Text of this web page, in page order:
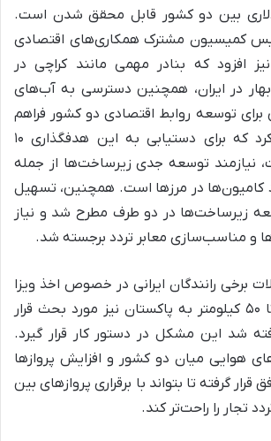
دلاری بین دو کشور قابل محقق شدن است.
کمیسیون مشترک همکاری‌های اقتصادی
افزود که بنادر مهمی مانند کراچی در
در ایران، همچنین دسترسی به آب‌های
برای توسعه روابط اقتصادی دو کشور فراهم
می‌کنند. او بیان کرد که برای دستیابی به این هدفگذاری ۱۰
نیازمند توسعه جدی زیرساخت‌ها از جمله
کامیون‌ها در مرزها است. همچنین، تسهیل
زیرساخت‌ها در دو طرف مطرح شد و نیاز
و مناسب‌سازی معابر تردد برجسته شد.
برخی رانندگان ایرانی در خصوص اخذ ویزا
و اجازه ورود تنها تا ۵۰ کیلومتر به پاکستان نیز مورد بحث قرار
شد این مشکل در دستور کار قرار گیرد.
هوایی میان دو کشور و افزایش پروازها
گرفته تا بتواند با برقراری پروازهای بین
تجار را راحت‌تر کند.